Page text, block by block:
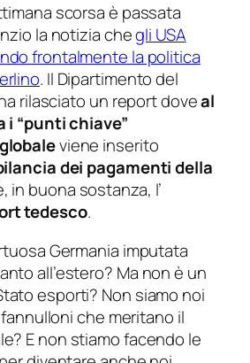
scorsa è passata
la notizia chegli USA
frontalmente la politica
. Il Dipartimento del
rilasciato un reportdoveal
i “punti chiave”
viene inserito
dei pagamenti della
in buona sostanza, l’
tedesco.
Germania imputata
all’estero? Ma non è un
esporti? Non siamo noi
che meritano il
E non stiamo facendo le